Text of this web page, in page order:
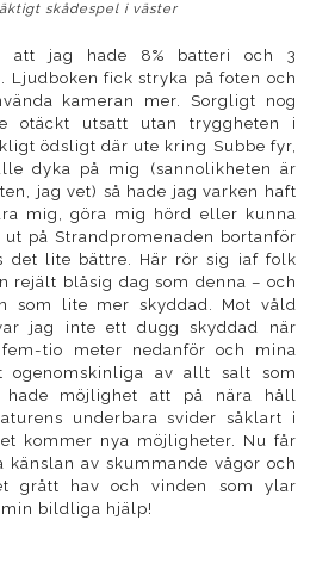
skådespel i väster
att jag hade 8% batteri och 3
Ljudboken fick stryka på foten och
kameran mer. Sorgligt nog
otäckt utsatt utan tryggheten i
ödsligt där ute kring Subbe fyr,
dyka på mig (sannolikheten är
jag vet) så hade jag varken haft
mig, göra mig hörd eller kunna
ut på Strandpromenaden bortanför
det lite bättre. Här rör sig iaf folk
rejält blåsig dag som denna – och
som lite mer skyddad. Mot våld
jag inte ett dugg skyddad när
tio meter nedanför och mina
ogenomskinliga av allt salt som
möjlighet att på nära håll
underbara svider såklart i
kommer nya möjligheter. Nu får
känslan av skummande vågor och
grått hav och vinden som ylar
bildliga hjälp!